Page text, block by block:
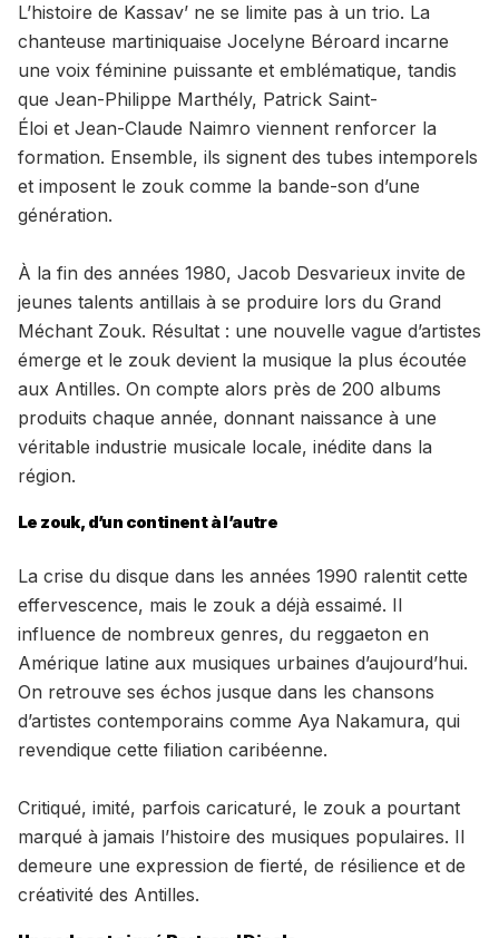
L’histoire de Kassav’ ne se limite pas à un trio. La
chanteuse martiniquaise Jocelyne Béroard incarne
une voix féminine puissante et emblématique, tandis
que Jean-Philippe Marthély, Patrick Saint-
Éloi et Jean-Claude Naimro viennent renforcer la
formation. Ensemble, ils signent des tubes intemporels
et imposent le zouk comme la bande-son d’une
génération.
À la fin des années 1980, Jacob Desvarieux invite de
jeunes talents antillais à se produire lors du Grand
Méchant Zouk. Résultat : une nouvelle vague d’artistes
émerge et le zouk devient la musique la plus écoutée
aux Antilles. On compte alors près de 200 albums
produits chaque année, donnant naissance à une
véritable industrie musicale locale, inédite dans la
région.
Le zouk, d’un continent à l’autre
La crise du disque dans les années 1990 ralentit cette
effervescence, mais le zouk a déjà essaimé. Il
influence de nombreux genres, du reggaeton en
Amérique latine aux musiques urbaines d’aujourd’hui.
On retrouve ses échos jusque dans les chansons
d’artistes contemporains comme Aya Nakamura, qui
revendique cette filiation caribéenne.
Critiqué, imité, parfois caricaturé, le zouk a pourtant
marqué à jamais l’histoire des musiques populaires. Il
demeure une expression de fierté, de résilience et de
créativité des Antilles.